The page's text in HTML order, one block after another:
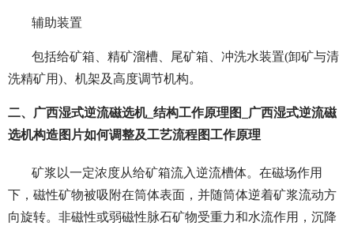
辅助装置
包括给矿箱、精矿溜槽、尾矿箱、冲洗水装置(卸矿与清
洗精矿用)、机架及高度调节机构。
二、广西湿式逆流磁选机_结构工作原理图_广西湿式逆流磁
选机构造图片如何调整及工艺流程图工作原理
矿浆以一定浓度从给矿箱流入逆流槽体。在磁场作用
下，磁性矿物被吸附在筒体表面，并随筒体逆着矿浆流动方
向旋转。非磁性或弱磁性脉石矿物受重力和水流作用，沉降